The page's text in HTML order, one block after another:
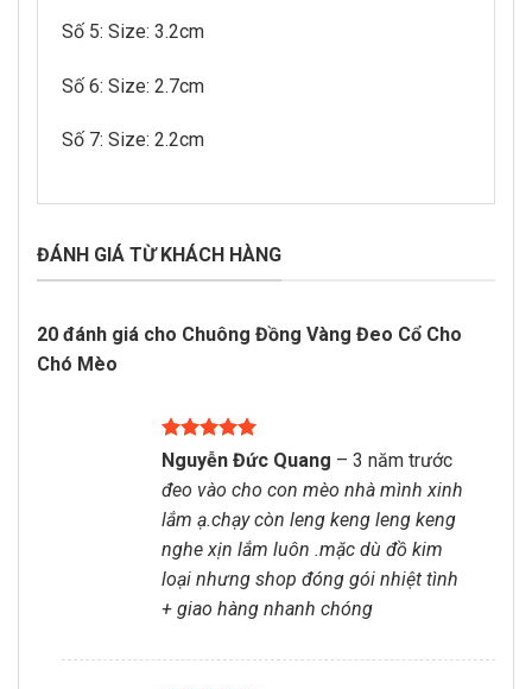
Số 5: Size: 3.2cm
Số 6: Size: 2.7cm
Số 7: Size: 2.2cm
ĐÁNH GIÁ TỪ KHÁCH HÀNG
20 đánh giá cho Chuông Đồng Vàng Đeo Cổ Cho
Chó Mèo
Được xếp
hạng 5
sao
Nguyễn Đức Quang – 3 năm trước
đeo vào cho con mèo nhà mình xinh
lắm ạ.chạy còn leng keng leng keng
nghe xịn lắm luôn .mặc dù đồ kim
loại nhưng shop đóng gói nhiệt tình
+ giao hàng nhanh chóng